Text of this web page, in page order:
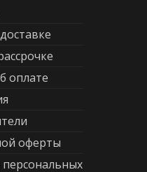
оплате
оферты